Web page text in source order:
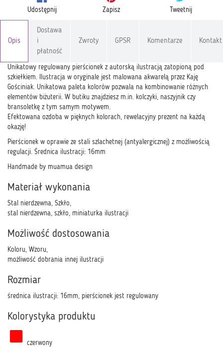
Udostępnij Zapisz Tweetnij
Opis
Dostawa
i
płatność
Zwroty GPSR Komentarze Kontakt
Unikatowy regulowany pierścionek z autorską ilustracją zatopioną pod
szkiełkiem. Ilustracja w oryginale jest malowana akwarelą przez Kaję
Gościniak. Unikatowa paleta kolorów pozwala na kombinowanie różnych
elementów biżuterii. W butiku znajdziesz m.in. kolczyki, naszyjnik czy
bransoletkę z tym samym motywem.
Efektowana ozdoba w pięknych kolorach, rewelacyjny prezent na każdą
okazję!
Pierścionek w oprawie ze stali szlachetnej (antyalergicznej) z możliwością
regulacji. Średnica ilustracji: 16mm
Handmade by muamua design
Materiał wykonania
Stal nierdzewna, Szkło,
stal nierdzewna, szkło, miniaturka ilustracji
Możliwość dostosowania
Koloru, Wzoru,
możliwość dobrania innej ilustracji
Rozmiar
średnica ilustracji: 16mm, pierścionek jest regulowany
Kolorystyka produktu
czerwony